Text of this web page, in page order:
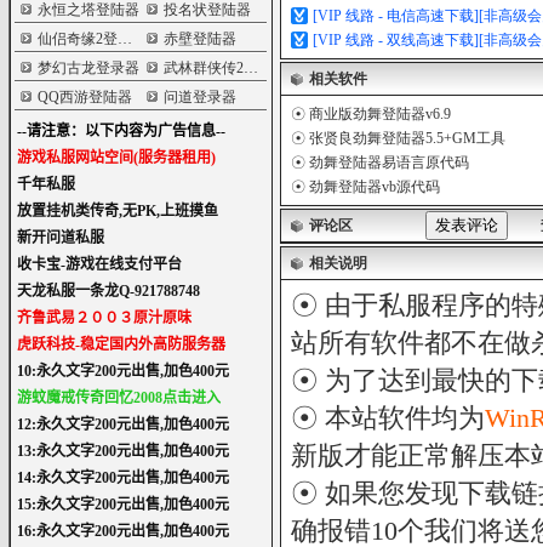
永恒之塔登陆器
投名状登陆器
仙侣奇缘2登陆器
赤壁登陆器
梦幻古龙登录器
武林群侠传2登陆器
QQ西游登陆器
问道登录器
[VIP 线路 - 电信高速下载][非高级
[VIP 线路 - 双线高速下载][非高级
相关软件
☉ 商业版劲舞登陆器v6.9
☉ 张贤良劲舞登陆器5.5+GM工具
☉ 劲舞登陆器易语言原代码
☉ 劲舞登陆器vb源代码
评论区
相关说明
☉ 由于私服程序的特
站所有软件都不在做
☉ 为了达到最快的
☉ 本站软件均为
新版才能正常解压本
☉ 如果您发现下载链
确报错10个我们将送